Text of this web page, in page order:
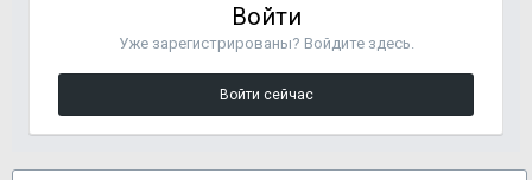
Войти
Уже зарегистрированы? Войдите здесь.
Войти сейчас